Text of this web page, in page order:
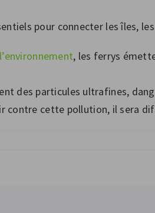
pour connecter les îles,
, les ferrys
des particules ultrafines,
contre cette pollution, il